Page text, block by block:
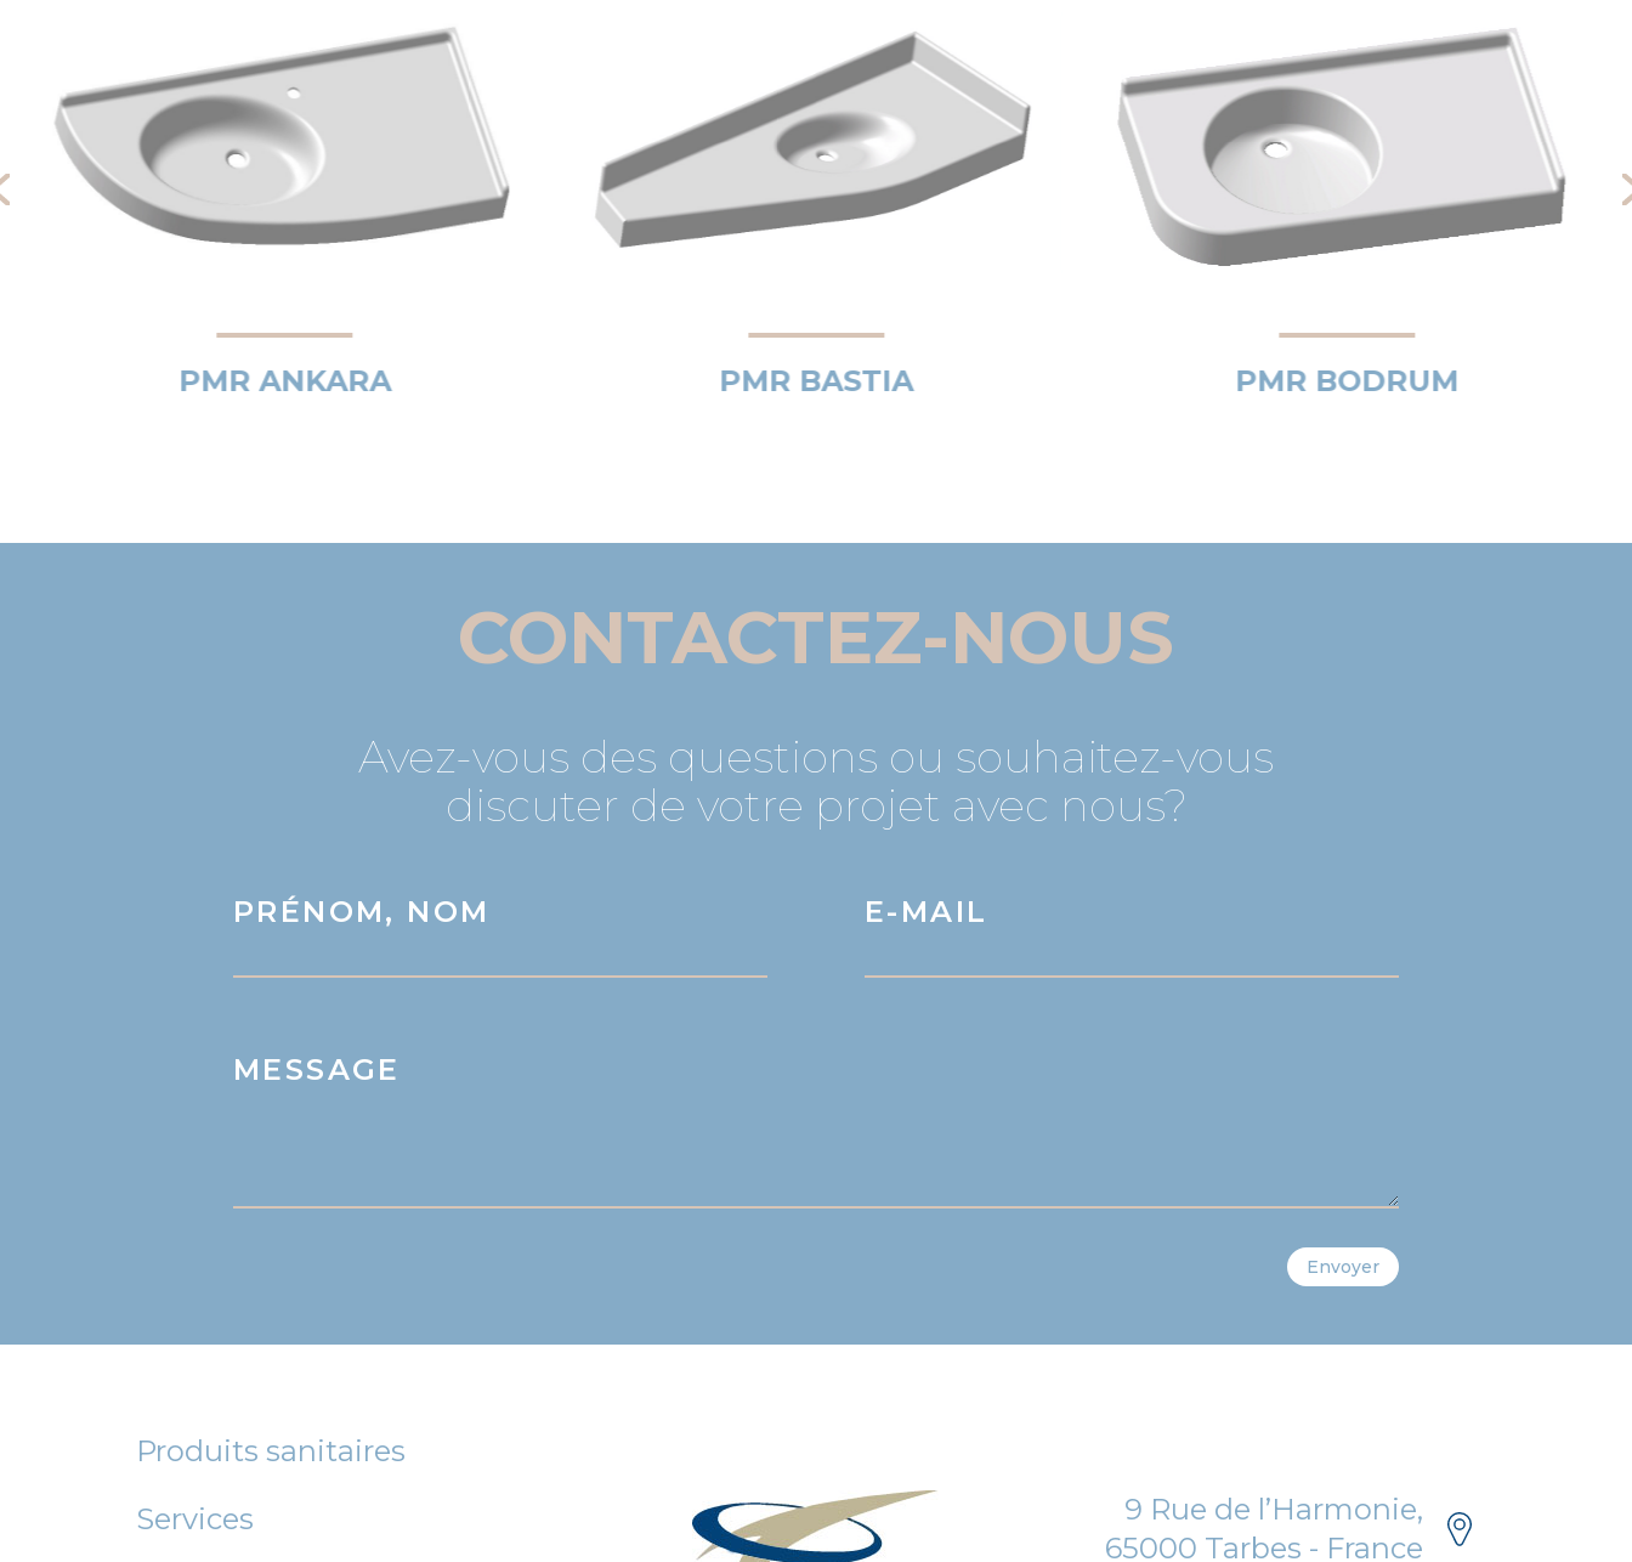
PMR ANKARA PMR BASTIA PMR BODRUM
CONTACTEZ-NOUS
Avez-vous des questions ou souhaitez-vous
discuter de votre projet avec nous?
PRÉNOM, NOM E-MAIL
MESSAGE
Envoyer
Produits sanitaires
Services
9 Rue de l’Harmonie,
65000 Tarbes - France